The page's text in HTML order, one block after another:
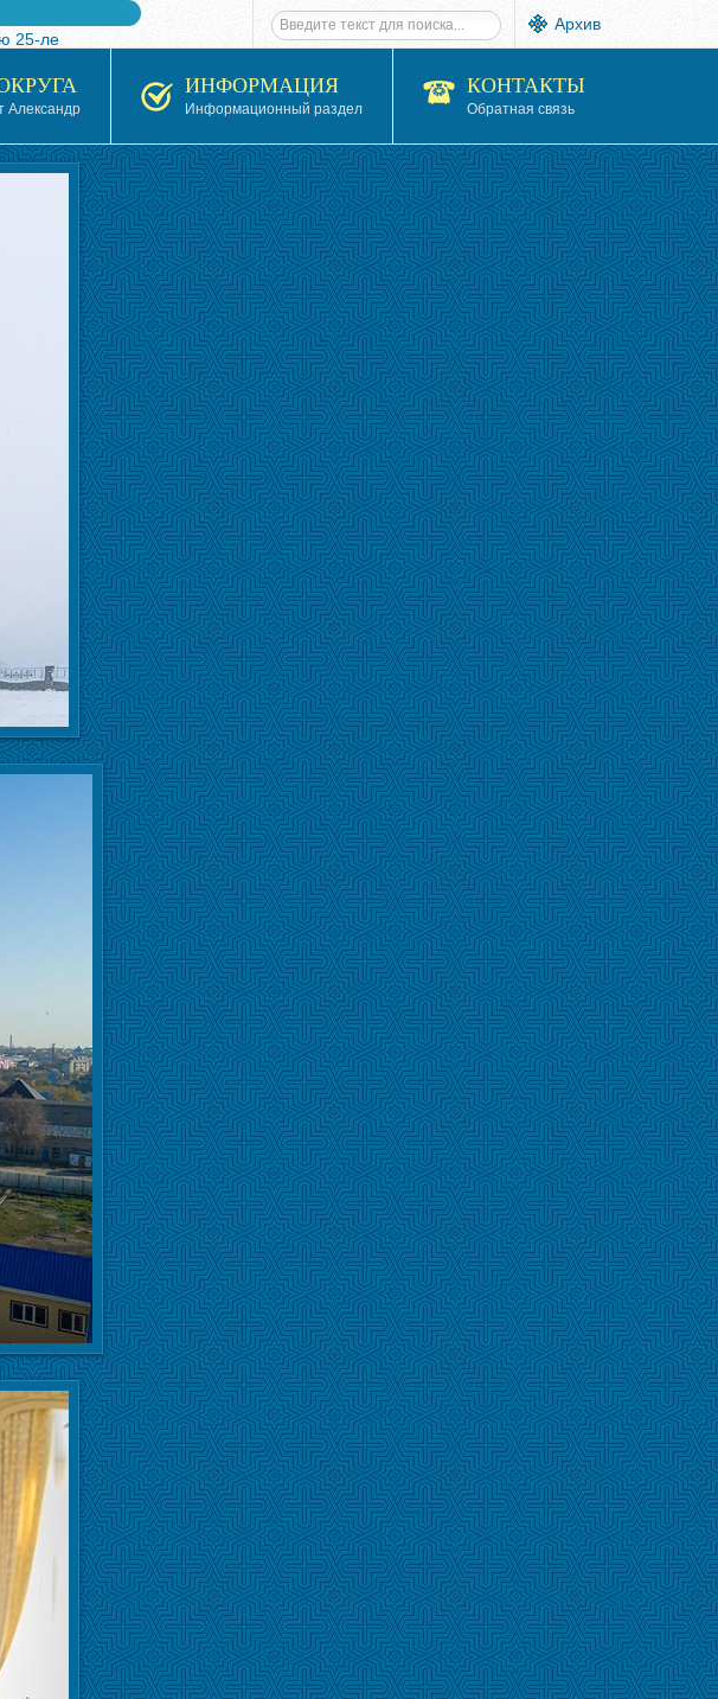
25-ле
обр
в 1927–19
Архив
Александр
ИНФОРМАЦИЯ
Информационный раздел
КОНТАКТЫ
Обратная связь